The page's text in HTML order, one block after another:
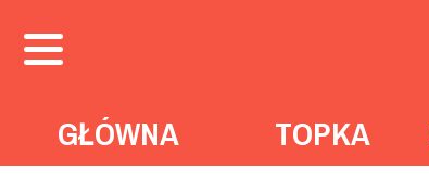
GŁÓWNA TOPKA